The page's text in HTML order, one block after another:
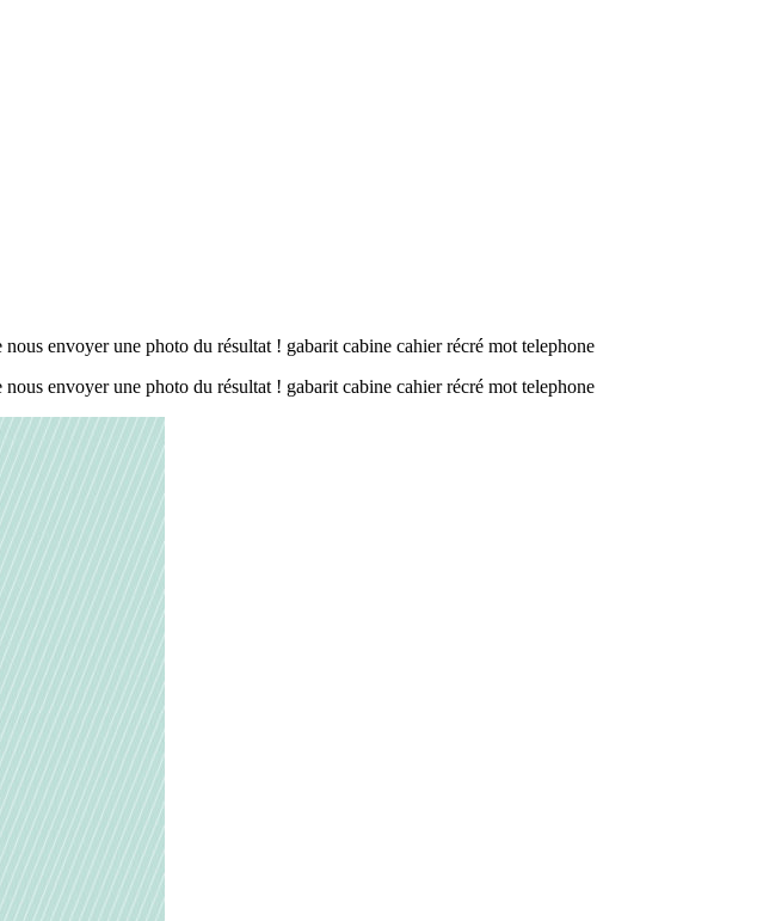
envoyer une photo du résultat ! gabarit cabine cahier récré mot telephone
envoyer une photo du résultat ! gabarit cabine cahier récré mot telephone